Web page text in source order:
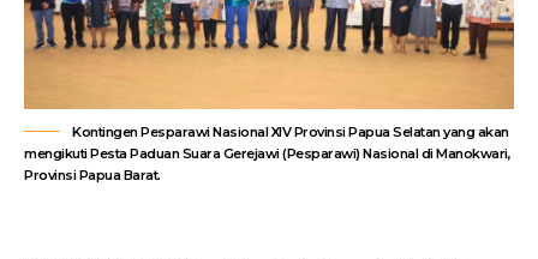
Kontingen Pesparawi Nasional XIV Provinsi Papua Selatan yang akan
mengikuti Pesta Paduan Suara Gerejawi (Pesparawi) Nasional di Manokwari,
Provinsi Papua Barat.